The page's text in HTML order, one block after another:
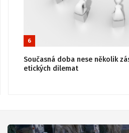
6
Současná doba nese několik
etických dilemat